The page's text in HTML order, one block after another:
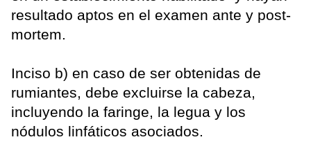
resultado aptos en el examen ante y post-
mortem.
Inciso b) en caso de ser obtenidas de
rumiantes, debe excluirse la cabeza,
incluyendo la faringe, la legua y los
nódulos linfáticos asociados.